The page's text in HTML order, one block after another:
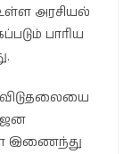
அரசியல்
பாரிய
இணைந்து